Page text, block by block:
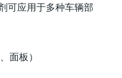
可应用于多种车辆部
面板）